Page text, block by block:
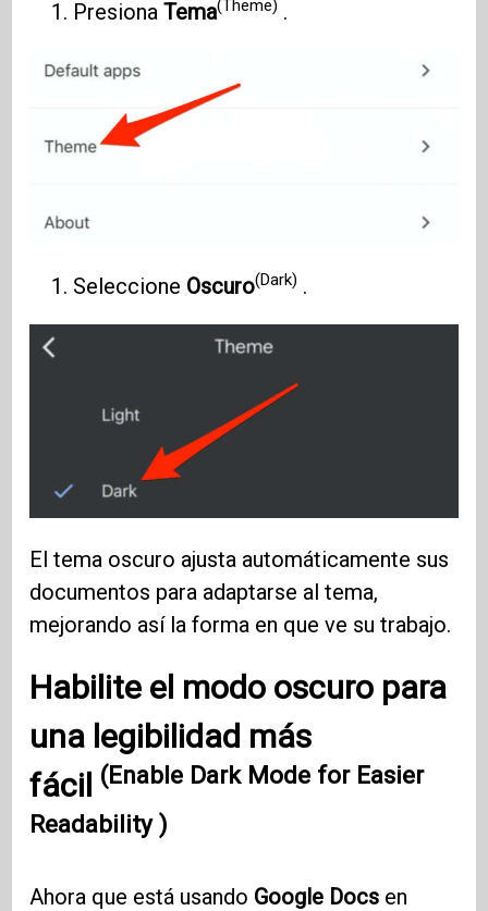
PresionaTema(Theme) .
Seleccione Oscuro(Dark) .
El tema oscuro ajusta automáticamente sus
documentos para adaptarse al tema,
mejorando así la forma en que ve su trabajo.
Habilite el modo oscuro para
una legibilidad más
fácil (Enable Dark Mode for Easier
Readability )
Ahora que está usando Google Docs en